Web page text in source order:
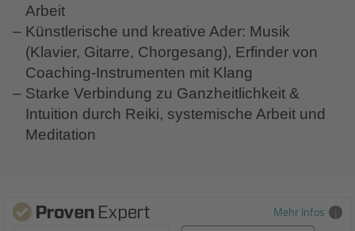
Arbeit
Künstlerische und kreative Ader: Musik
(Klavier, Gitarre, Chorgesang), Erfinder von
Coaching-Instrumenten mit Klang
Starke Verbindung zu Ganzheitlichkeit &
Intuition durch Reiki, systemische Arbeit und
Meditation
Mehr Infos